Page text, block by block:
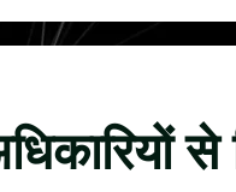
से